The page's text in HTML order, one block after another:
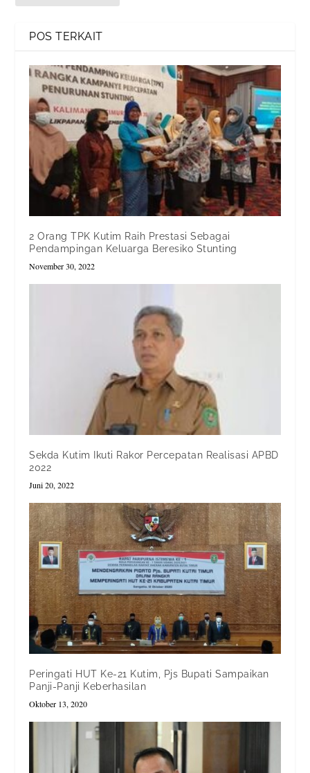
POS TERKAIT
2 Orang TPK Kutim Raih Prestasi Sebagai
Pendampingan Keluarga Beresiko Stunting
November 30, 2022
Sekda Kutim Ikuti Rakor Percepatan Realisasi APBD
2022
Juni 20, 2022
Peringati HUT Ke-21 Kutim, Pjs Bupati Sampaikan
Panji-Panji Keberhasilan
Oktober 13, 2020